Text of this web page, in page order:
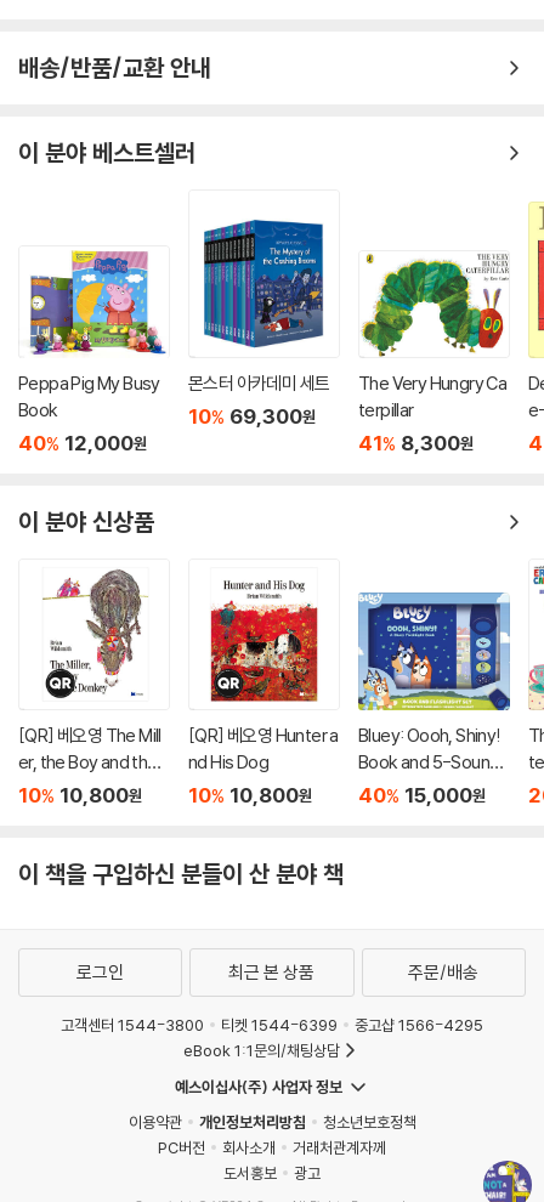
배송/반품/교환 안내
이 분야 베스트셀러
Peppa Pig My Busy
Book
40% 12,000원
몬스터 아카데미 세트
10% 69,300원
The Very Hungry Ca
terpillar
41% 8,300원
이 분야 신상품
[QR] 베오영 The Mill
er, the Boy and the
Donkey
10% 10,800원
[QR] 베오영 Hunter a
nd His Dog
10% 10,800원
Bluey: Oooh, Shiny!
Book and 5-Sound
Flashlight Set [With
40% 15,000원
이 책을 구입하신 분들이 산 분야 책
로그인 최근 본 상품 주문/배송
고객센터 1544-3800 티켓 1544-6399
중고샵 1566-4295
eBook 1:1문의/채팅상담
예스이십사(주) 사업자 정보
이용약관
개인정보처리방침
청소년보호정책
PC버전
회사소개
거래처관계자께
도서홍보
광고